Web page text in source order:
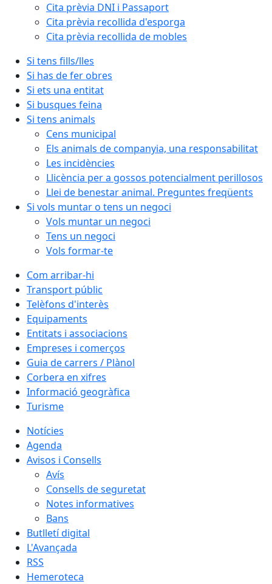
Cita prèvia DNI i Passaport
Cita prèvia recollida d'esporga
Cita prèvia recollida de mobles
Si tens fills/lles
Si has de fer obres
Si ets una entitat
Si busques feina
Si tens animals
Cens municipal
Els animals de companyia, una responsabilitat
Les incidències
Llicència per a gossos potencialment perillosos
Llei de benestar animal. Preguntes freqüents
Si vols muntar o tens un negoci
Vols muntar un negoci
Tens un negoci
Vols formar-te
Com arribar-hi
Transport públic
Telèfons d'interès
Equipaments
Entitats i associacions
Empreses i comerços
Guia de carrers / Plànol
Corbera en xifres
Informació geogràfica
Turisme
Notícies
Agenda
Avisos i Consells
Avís
Consells de seguretat
Notes informatives
Bans
Butlletí digital
L'Avançada
RSS
Hemeroteca